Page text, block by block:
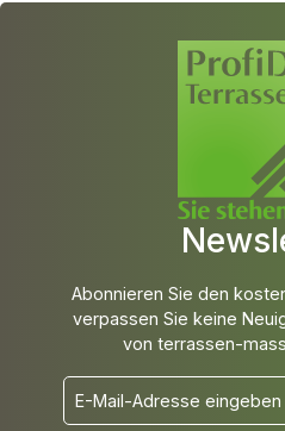
Abonnieren Sie den
verpassen Sie keine
von terrassen-